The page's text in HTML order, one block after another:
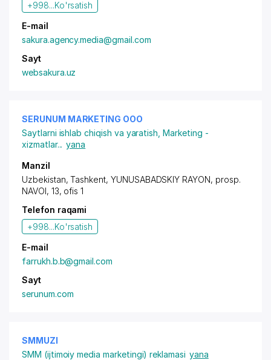
+998...Ko'rsatish
E-mail
sakura.agency.media@gmail.com
Sayt
websakura.uz
SERUNUM MARKETING OOO
Saytlarni ishlab chiqish va yaratish ,Marketing -
xizmatlar... yana
Manzil
Uzbekistan, Tashkent, YUNUSABADSKIY RAYON, prosp.
NAVOI, 13, ofis 1
Telefon raqami
+998...Ko'rsatish
E-mail
farrukh.b.b@gmail.com
Sayt
serunum.com
SMMUZI
SMM (ijtimoiy media marketingi) reklamasi yana